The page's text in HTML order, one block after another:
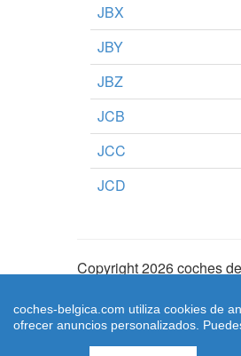
JBX
JBY
JBZ
JCB
JCC
JCD
Copyright 2026 coches
coches-belgica.com utiliza cookies de
ofrecer anuncios personalizados.